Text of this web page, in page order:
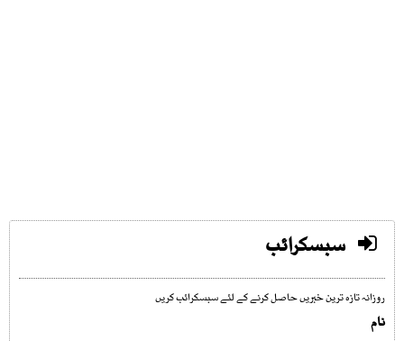
سبسکرائب
روزانہ تازہ ترین خبریں حاصل کرنے کے لئے سبسکرائب کریں
نام